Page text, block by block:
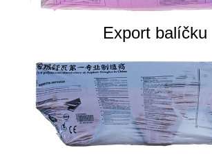
Export balíčku